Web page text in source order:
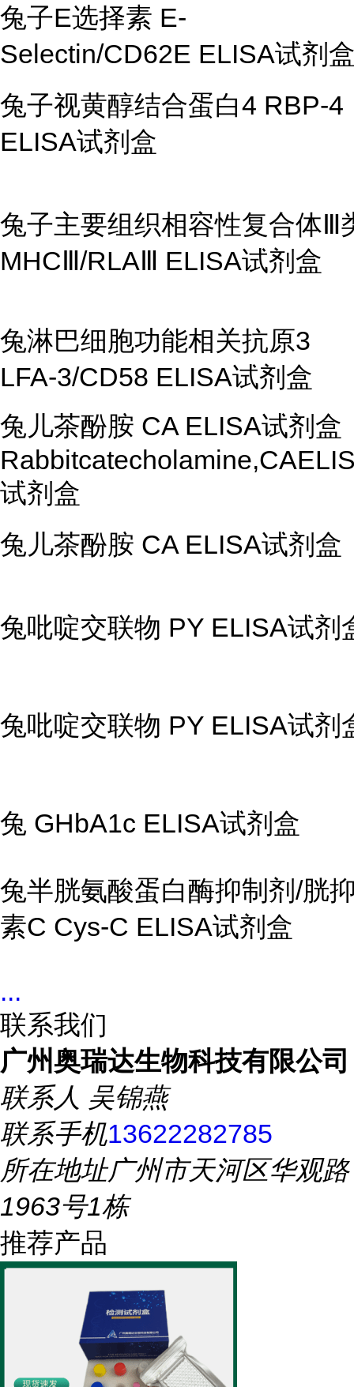
兔子E选择素 E-
Selectin/CD62E ELISA试剂
兔子视黄醇结合蛋白4 RBP-4
ELISA试剂盒
兔子主要组织相容性复合体Ⅲ
MHCⅢ/RLAⅢ ELISA试剂盒
兔淋巴细胞功能相关抗原3
LFA-3/CD58 ELISA试剂盒
兔儿茶酚胺 CA ELISA试剂盒
试剂盒
兔儿茶酚胺 CA ELISA试剂盒
兔吡啶交联物 PY ELISA试剂
兔吡啶交联物 PY ELISA试剂
兔 GHbA1c ELISA试剂盒
兔半胱氨酸蛋白酶抑制剂/胱
素C Cys-C ELISA试剂盒
...
联系我们
广州奥瑞达生物科技有限公司
联系人 吴锦燕
联系手机13622282785
所在地址广州市天河区华观路
1963号1栋
推荐产品